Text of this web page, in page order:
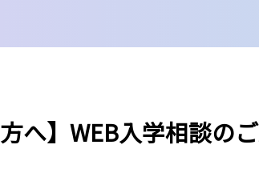
へ】WEB入学相談の